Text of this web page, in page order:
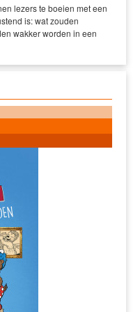
lezers te boeien met een
is: wat zouden
wakker worden in een